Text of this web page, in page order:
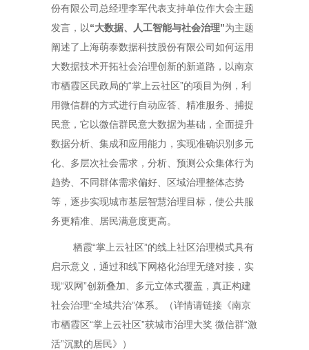
份有限公司总经理李军代表支持单位作大会主题
发言，以“大数据、人工智能与社会治理”为主题
阐述了上海萌泰数据科技股份有限公司如何运用
大数据技术开拓社会治理创新的新道路，以南京
市栖霞区民政局的“掌上云社区”的项目为例，利
用微信群的方式进行自动应答、精准服务、捕捉
民意，它以微信群民意大数据为基础，全面提升
数据分析、集成和应用能力，实现准确识别多元
化、多层次社会需求，分析、预测公众集体行为
趋势、不同群体需求偏好、区域治理整体态势
等，逐步实现城市基层智慧治理目标，使公共服
务更精准、居民满意度更高。
栖霞“掌上云社区”的线上社区治理模式具有
启示意义，通过和线下网格化治理无缝对接，实
现“双网”创新叠加、多元立体式覆盖，真正构建
社会治理“全域共治”体系。（详情请链接《南京
市栖霞区“掌上云社区”获城市治理大奖 微信群“激
活”沉默的居民》）